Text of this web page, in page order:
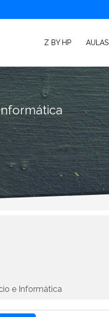
Z BY HP AULAS
e Informática